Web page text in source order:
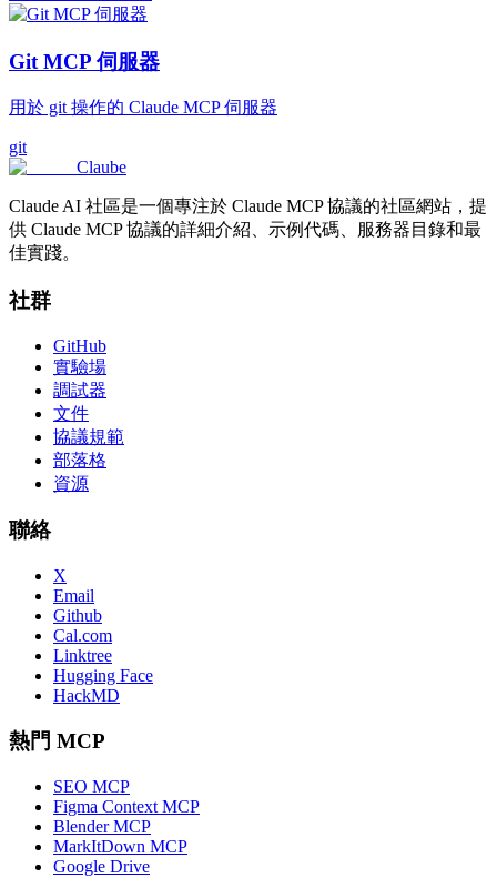
Git MCP 伺服器
用於 git 操作的 Claude MCP 伺服器
git
Claube
Claude AI 社區是一個專注於 Claude MCP 協議的社區網站，提
供 Claude MCP 協議的詳細介紹、示例代碼、服務器目錄和最
佳實踐。
社群
GitHub
實驗場
調試器
文件
協議規範
部落格
資源
聯絡
X
Email
Github
Cal.com
Linktree
Hugging Face
HackMD
熱門 MCP
SEO MCP
Figma Context MCP
Blender MCP
MarkItDown MCP
Google Drive